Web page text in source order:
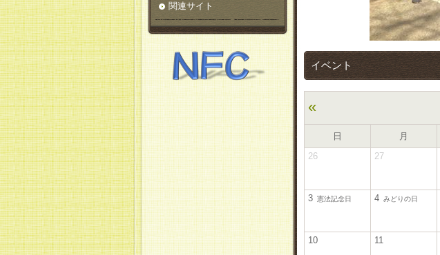
イベント
«
日 月
26
27
3 憲法記念日 4 みどりの日
10 11
関連サイト